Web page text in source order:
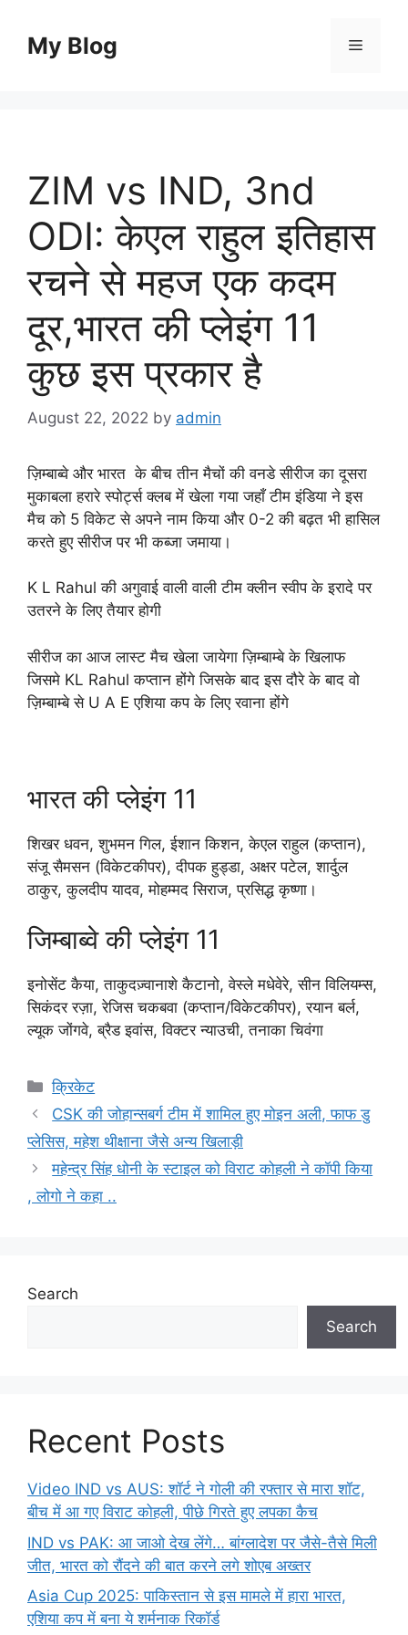
contentMy Blog Menu
ZIM vs IND, 3nd
ODI: केएल राहुल इतिहास
रचने से महज एक कदम
दूर,भारत की प्लेइंग 11
कुछ इस प्रकार है
August 22, 2022 by admin
ज़िम्बाब्वे और भारत के बीच तीन मैचों की वनडे सीरीज का दूसरा
मुकाबला हरारे स्पोर्ट्स क्लब में खेला गया जहाँ टीम इंडिया ने इस
मैच को 5 विकेट से अपने नाम किया और 0-2 की बढ़त भी हासिल
करते हुए सीरीज पर भी कब्जा जमाया।
K L Rahul की अगुवाई वाली वाली टीम क्लीन स्वीप के इरादे पर
उतरने के लिए तैयार होगी
सीरीज का आज लास्ट मैच खेला जायेगा ज़िम्बाम्बे के खिलाफ
जिसमे KL Rahul कप्तान होंगे जिसके बाद इस दौरे के बाद वो
ज़िम्बाम्बे से U A E एशिया कप के लिए रवाना होंगे
भारत की प्लेइंग 11
शिखर धवन, शुभमन गिल, ईशान किशन, केएल राहुल (कप्तान),
संजू सैमसन (विकेटकीपर), दीपक हुड्डा, अक्षर पटेल, शार्दुल
ठाकुर, कुलदीप यादव, मोहम्मद सिराज, प्रसिद्ध कृष्णा।
जिम्बाब्वे की प्लेइंग 11
इनोसेंट कैया, ताकुदज़्वानाशे कैटानो, वेस्ले मधेवेरे, सीन विलियम्स,
सिकंदर रज़ा, रेजिस चकबवा (कप्तान/विकेटकीपर), रयान बर्ल,
ल्यूक जोंगवे, ब्रैड इवांस, विक्टर न्याउची, तनाका चिवंगा
Categories
क्रिकेट
CSK की जोहान्सबर्ग टीम में शामिल हुए मोइन अली, फाफ डु
प्लेसिस, महेश थीक्षाना जैसे अन्य खिलाड़ी
महेन्द्र सिंह धोनी के स्टाइल को विराट कोहली ने कॉपी किया
, लोगो ने कहा ..
Search
Search
Recent Posts
Video IND vs AUS: शॉर्ट ने गोली की रफ्तार से मारा शॉट,
बीच में आ गए विराट कोहली, पीछे गिरते हुए लपका कैच
IND vs PAK: आ जाओ देख लेंगे… बांग्लादेश पर जैसे-तैसे मिली
जीत, भारत को रौंदने की बात करने लगे शोएब अख्तर
Asia Cup 2025: पाकिस्तान से इस मामले में हारा भारत,
एशिया कप में बना ये शर्मनाक रिकॉर्ड